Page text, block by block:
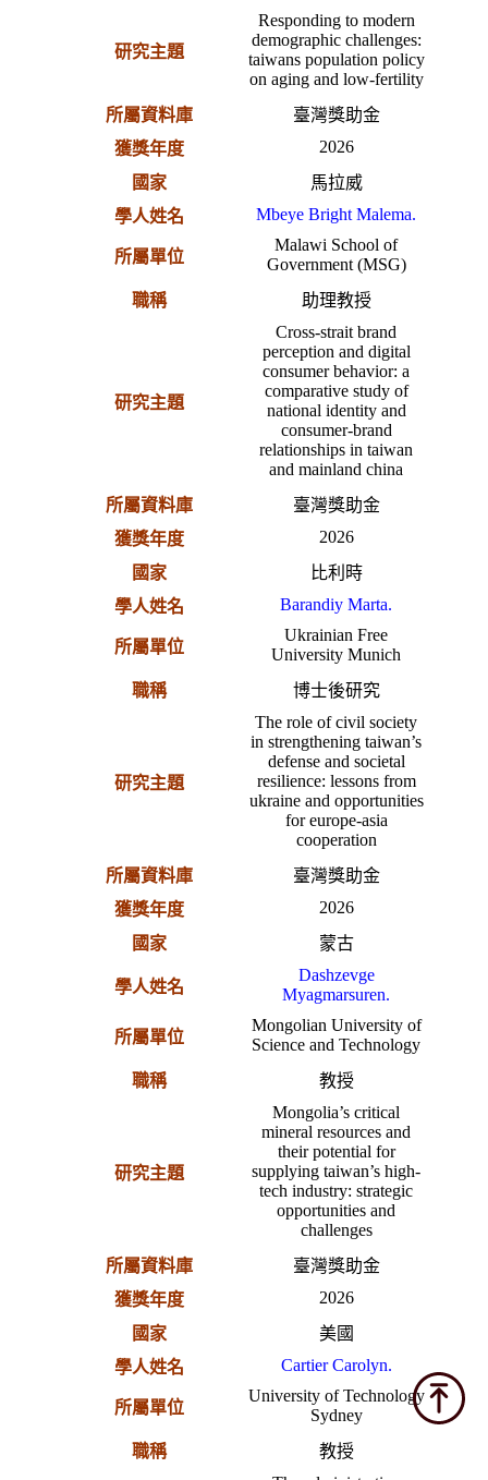
研究主題
Responding to modern
demographic challenges:
taiwans population policy
on aging and low-fertility
所屬資料庫
臺灣獎助金
獲獎年度
2026
國家
馬拉威
學人姓名
Mbeye Bright Malema.
所屬單位
Malawi School of
Government (MSG)
職稱
助理教授
研究主題
Cross-strait brand
perception and digital
consumer behavior: a
comparative study of
national identity and
consumer-brand
relationships in taiwan
and mainland china
所屬資料庫
臺灣獎助金
獲獎年度
2026
國家
比利時
學人姓名
Barandiy Marta.
所屬單位
Ukrainian Free
University Munich
職稱
博士後研究
研究主題
The role of civil society
in strengthening taiwan’s
defense and societal
resilience: lessons from
ukraine and opportunities
for europe-asia
cooperation
所屬資料庫
臺灣獎助金
獲獎年度
2026
國家
蒙古
學人姓名
Dashzevge
Myagmarsuren.
所屬單位
Mongolian University of
Science and Technology
職稱
教授
研究主題
Mongolia’s critical
mineral resources and
their potential for
supplying taiwan’s high-
tech industry: strategic
opportunities and
challenges
所屬資料庫
臺灣獎助金
獲獎年度
2026
國家
美國
學人姓名
Cartier Carolyn.
所屬單位
University of Technology
Sydney
職稱
教授